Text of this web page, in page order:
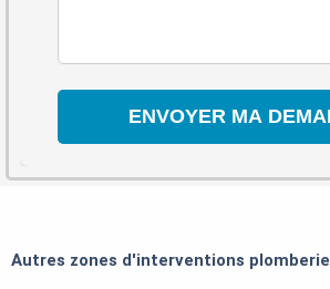
Autres zones d'interventions plomberie